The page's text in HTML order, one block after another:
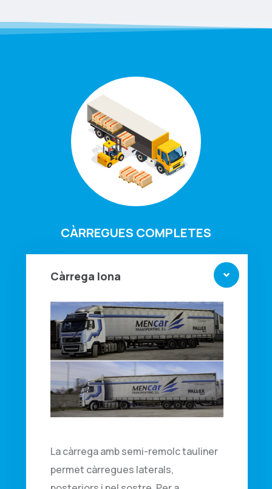
Càrrega lona
La càrrega amb semi-remolc tauliner
permet càrregues laterals,
CÀRREGUES COMPLETES